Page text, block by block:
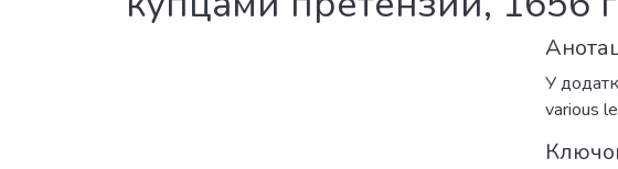
У
various